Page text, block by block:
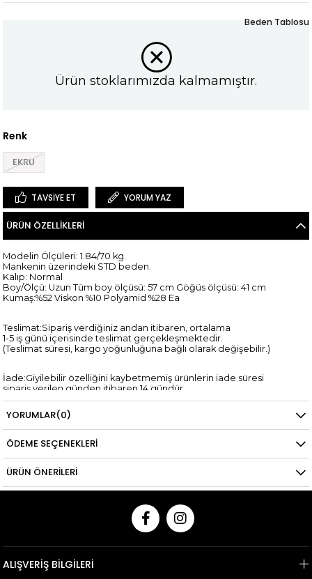
Ürün stoklarımızda kalmamıştır.
Renk
EKRU
Beden Tablosu
TAVSIYE ET YORUM YAZ
ÜRÜN ÖZELLIKLERI
Modelin Ölçüleri: 1.84/70 kg.
Mankenin üzerindeki STD beden.
Kalıp: Normal
Boy/Ölçü: Uzun Tüm boy ölçüsü: 57 cm Göğüs ölçüsü: 41 cm
Kumaş:%52 Viskon %10 Polyamid %28 Ea
Teslimat:Sipariş verdiğiniz andan itibaren, ortalama
1-5 iş günü içerisinde teslimat gerçekleşmektedir.
(Teslimat süresi, kargo yoğunluğuna bağlı olarak değişebilir.)
İade:Giyilebilir özelliğini kaybetmemiş ürünlerin iade süresi
sipariş verilen günden itibaren 14 gündür.
*Kredi kartına yapılan iadelerin kredi kartı hesaplarına yansıma
süresi,
ilgili bankanın tasarrufundadır.
YORUMLAR(0)
ÖDEME SEÇENEKLERI
ÜRÜN ÖNERILERI
ALIŞVERİŞ BİLGİLERİ